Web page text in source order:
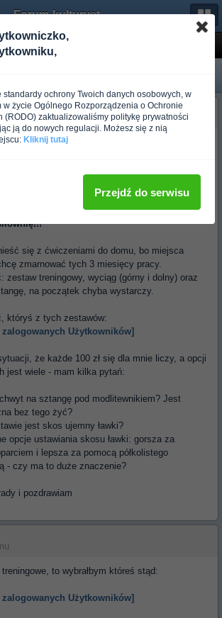
Forum-kulturystyka.pl
- pytania o opcje
rezultaty już widać.
się z ćwiczeniami do domu, bo miejsca
zmarnować tych 3 miesięcy pracy.
zestaw treningowy, wyciąg (górny i dolny) oraz
na początek chyba wystarczy.
któryś z tych zestawów:
Użytkowników]
że każde 100 zł się dla mnie liczy, a opcji
jest wiele - mam kilka pytań:
na sztangę pod modlitewnikiem? Jest
bez tego żyć?
jest skos ujemny ławki?
opcje ustawiania skosu ławki: gorsza za
i lepsza za pomocą półkolistego
- czy ma to duże znaczenie?
i pozdrawiam
to wybrałbym któreś stąd:
Użytkowników]
ochrony Twoich danych osobowych, w
w życie Ogólnego Rozporządzenia o Ochronie
(RODO) zaktualizowaliśmy politykę prywatności
ją do nowych regulacji. Możesz się z nią
Kliknij tutaj
Przejdź do serwisu